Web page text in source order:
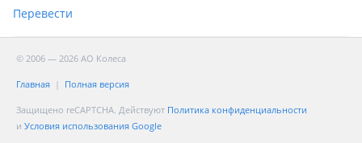
2012 - 2015 5 поколение рестайлинг (BM/BR), 2009 - 2013 5
Subaru Outback
рестайлинг (BR), 2014 - 2018 5 поколение (BS)
Honda Accord
Перевести
© 2006 — 2026 АО Колеса
Главная Полная версия
Защищено reCAPTCHA. Действуют Политика конфиденциальности
и Условия использования Google